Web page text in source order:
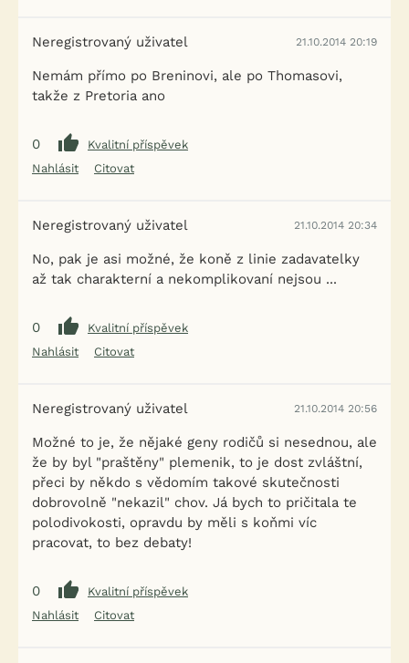
Neregistrovaný uživatel 21.10.2014 20:19
Nemám přímo po Breninovi, ale po Thomasovi,
takže z Pretoria ano
0
Kvalitní příspěvek
Nahlásit
Citovat
Neregistrovaný uživatel 21.10.2014 20:34
No, pak je asi možné, že koně z linie zadavatelky
až tak charakterní a nekomplikovaní nejsou ...
0
Kvalitní příspěvek
Nahlásit
Citovat
Neregistrovaný uživatel 21.10.2014 20:56
Možné to je, že nějaké geny rodičů si nesednou, ale
že by byl "praštěny" plemenik, to je dost zvláštní,
přeci by někdo s vědomím takové skutečnosti
dobrovolně "nekazil" chov. Já bych to pričitala te
polodivokosti, opravdu by měli s koňmi víc
pracovat, to bez debaty!
0
Kvalitní příspěvek
Nahlásit
Citovat